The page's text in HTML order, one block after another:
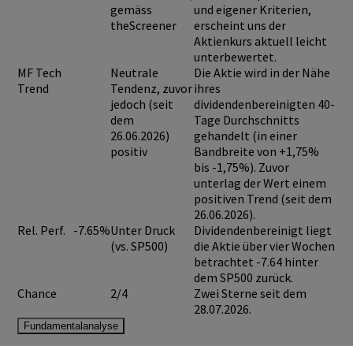
gemäss
theScreener
und eigener Kriterien,
erscheint uns der
Aktienkurs aktuell leicht
unterbewertet.
MF Tech
Trend
Neutrale
Tendenz, zuvor
jedoch (seit
dem
26.06.2026)
positiv
Die Aktie wird in der Nähe
ihres
dividendenbereinigten 40-
Tage Durchschnitts
gehandelt (in einer
Bandbreite von +1,75%
bis -1,75%). Zuvor
unterlag der Wert einem
positiven Trend (seit dem
26.06.2026).
Rel. Perf. -7.65%Unter Druck
(vs. SP500)
Dividendenbereinigt liegt
die Aktie über vier Wochen
betrachtet -7.64 hinter
dem SP500 zurück.
Chance
2/4
Zwei Sterne seit dem
28.07.2026.
Fundamentalanalyse